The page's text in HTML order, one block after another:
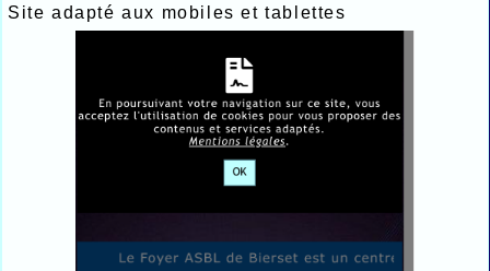
Site adapté aux mobiles et tablettes